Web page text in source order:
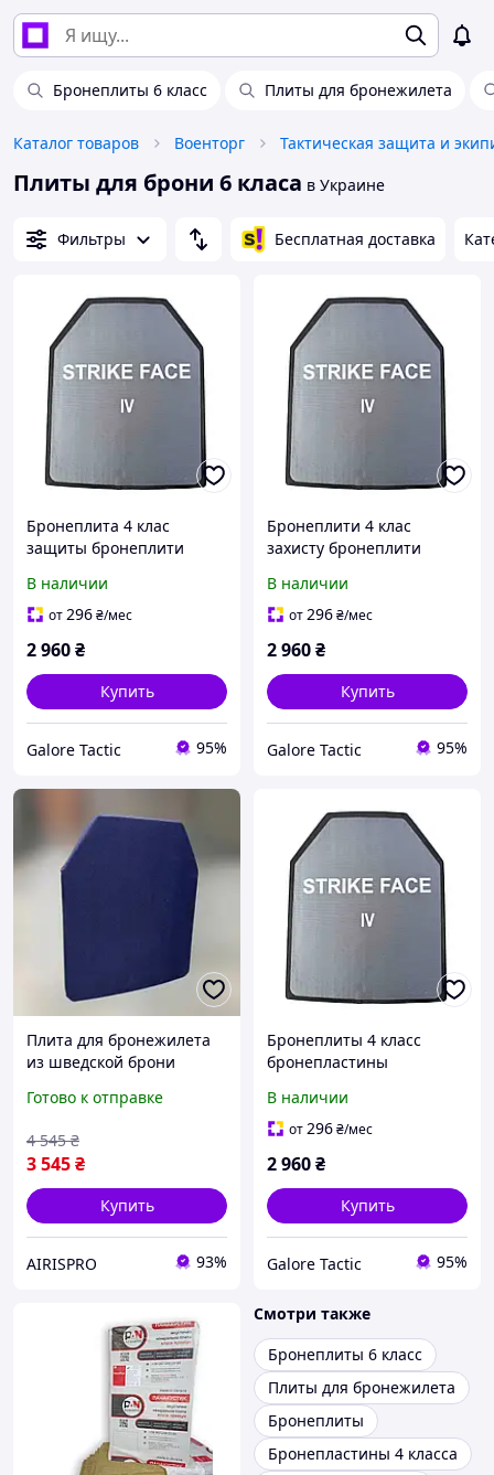
Бронеплиты 6 класс Плиты для бронежилета
Каталог товаров Военторг Тактическая защита и
Плиты для брони 6 класа в Украине
Фильтры Бесплатная доставка
Бронеплита 4 клас
защиты бронеплити
пластини для
бронежилета плити
В наличии
от296₴/мес
2 960₴
Купить
Galore Tactic 95%
Бронеплити 4 клас
захисту бронеплити
пластини для
бронежилета плити
В наличии
от296₴/мес
2 960₴
Купить
Galore Tactic 95%
Плита для бронежилета
из шведской брони
защита от автомата і
размер 25×30 см
Готово к отправке
3 545₴
4 545 ₴
Купить
AIRISPRO 93%
Бронеплиты 4 класс
бронепластины
захисту бронеплити
MARS 600 6мм (вес 3.5 кг)
бронежилета плити
В наличии
от296₴/мес
2 960₴
Купить
Galore Tactic 95%
Смотри также
Бронеплиты 6 класс
Плиты для бронежилета
Бронеплиты
Бронепластины 4 класса